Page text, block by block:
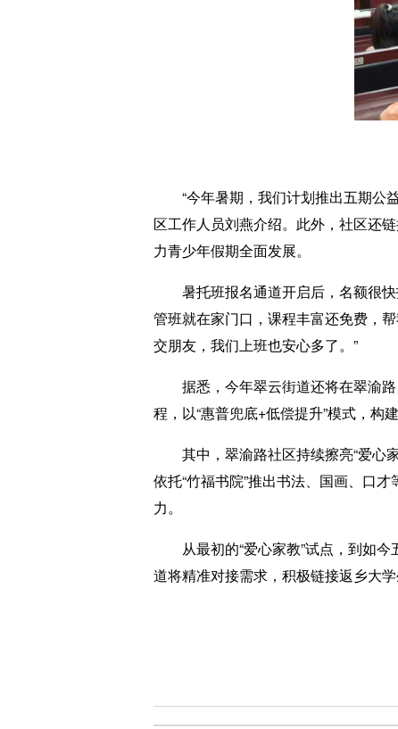
“今年暑期，我们计划推出五期公益
区工作人员刘燕介绍。此外，社区还
力青少年假期全面发展。
暑托班报名通道开启后，名额很快
管班就在家门口，课程丰富还免费，
交朋友，我们上班也安心多了。”
据悉，今年翠云街道还将在翠渝路
程，以“惠普兜底+低偿提升”模式，构
其中，翠渝路社区持续擦亮“爱心家
依托“竹福书院”推出书法、国画、口
力。
从最初的“爱心家教”试点，到如今
道将精准对接需求，积极链接返乡大